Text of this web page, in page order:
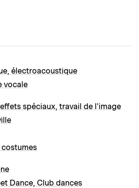
électroacoustique
vocale
spéciaux, travail de l'image
costumes
Dance, Club dances